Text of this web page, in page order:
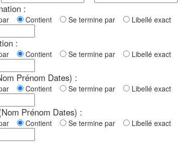
:
Contient Se termine par Libellé exact
:
Contient Se termine par Libellé exact
Prénom Dates) :
Contient Se termine par Libellé exact
Prénom Dates) :
Contient Se termine par Libellé exact